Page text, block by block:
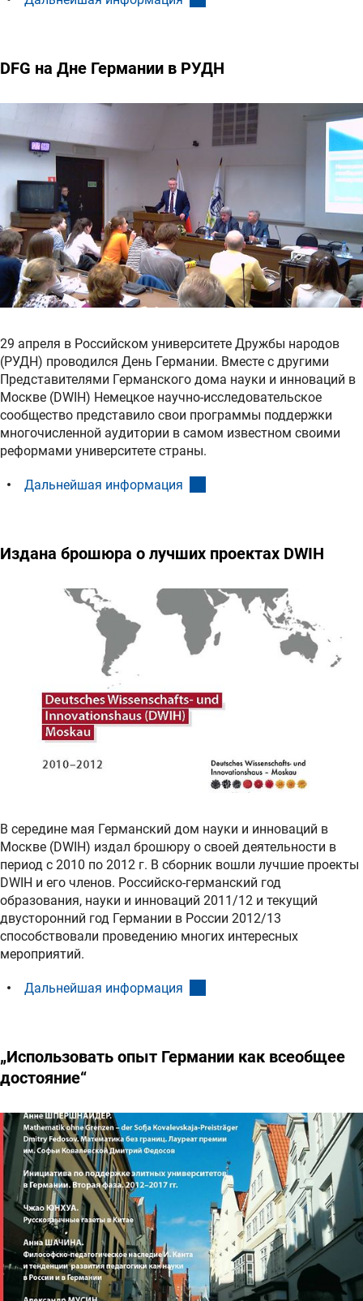
DFG на Дне Германии в РУДН
29 апреля в Российском университете Дружбы народов
(РУДН) проводился День Германии. Вместе с другими
Представителями Германского дома науки и инноваций в
Москве (DWIH) Немецкое научно-исследовательское
сообщество представило свои программы поддержки
многочисленной аудитории в самом известном своими
реформами университете страны.
Дальнейшая информация
Издана брошюра о лучших проектаx DWIH
В середине мая Германский дом науки и инноваций в
Москве (DWIH) издал брошюру о своей деятельности в
период с 2010 по 2012 г. В сборник вошли лучшие проекты
DWIH и его членов. Российско-германский год
образования, науки и инноваций 2011/12 и текущий
двусторонний год Германии в России 2012/13
способствовали проведению многих интересных
мероприятий.
Дальнейшая информация
„Использовать опыт Германии как всеобщее
достояние“